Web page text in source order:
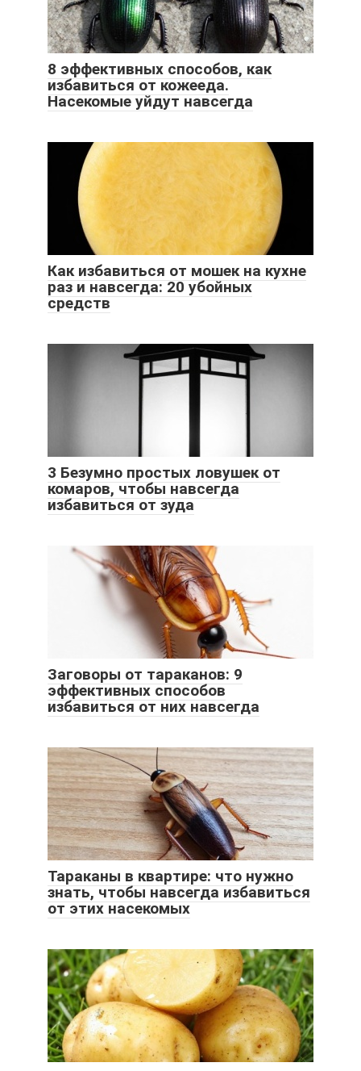
8 эффективных способов, как
избавиться от кожееда.
Насекомые уйдут навсегда
Как избавиться от мошек на кухне
раз и навсегда: 20 убойных
средств
3 Безумно простых ловушек от
комаров, чтобы навсегда
избавиться от зуда
Заговоры от тараканов: 9
эффективных способов
избавиться от них навсегда
Тараканы в квартире: что нужно
знать, чтобы навсегда избавиться
от этих насекомых